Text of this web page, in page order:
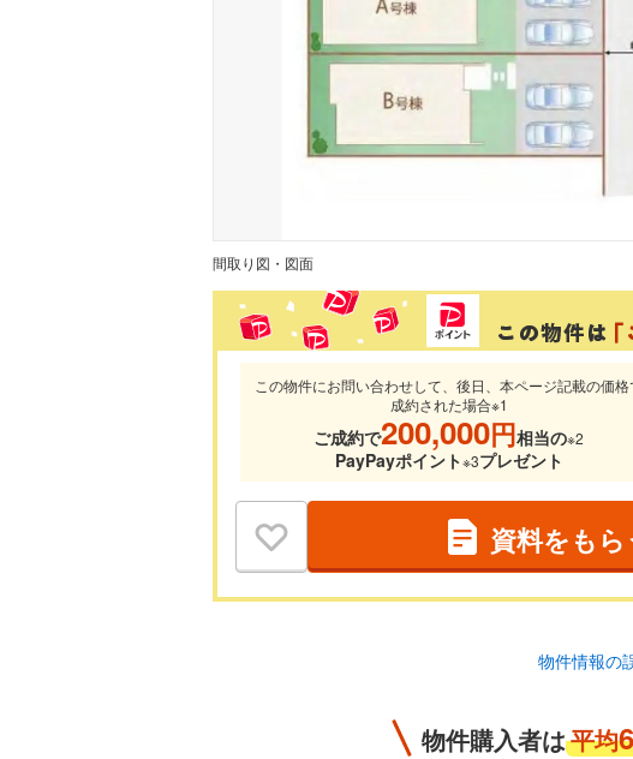
間取り図・図面
この物件にお問い合わせして、後日、本ページ記載の価格
成約された場合※1
ご成約で200,000円相当の※2
PayPayポイント※3プレゼント
資料をもら
物件情報の
物件購入者は平均